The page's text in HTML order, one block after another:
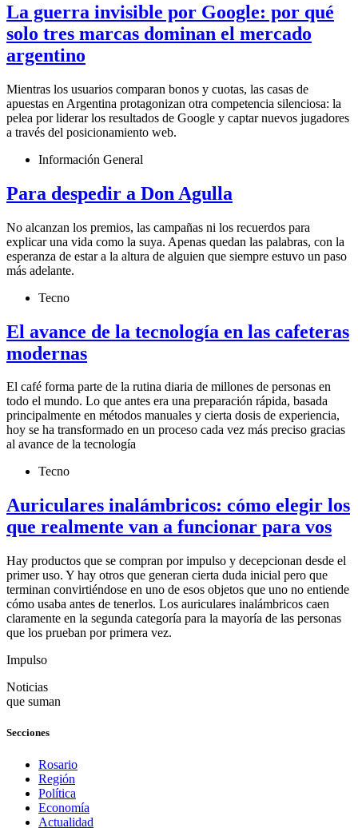
La guerra invisible por Google: por qué
solo tres marcas dominan el mercado
argentino
Mientras los usuarios comparan bonos y cuotas, las casas de
apuestas en Argentina protagonizan otra competencia silenciosa: la
pelea por liderar los resultados de Google y captar nuevos jugadores
a través del posicionamiento web.
Información General
Para despedir a Don Agulla
No alcanzan los premios, las campañas ni los recuerdos para
explicar una vida como la suya. Apenas quedan las palabras, con la
esperanza de estar a la altura de alguien que siempre estuvo un paso
más adelante.
Tecno
El avance de la tecnología en las cafeteras
modernas
El café forma parte de la rutina diaria de millones de personas en
todo el mundo. Lo que antes era una preparación rápida, basada
principalmente en métodos manuales y cierta dosis de experiencia,
hoy se ha transformado en un proceso cada vez más preciso gracias
al avance de la tecnología
Tecno
Auriculares inalámbricos: cómo elegir los
que realmente van a funcionar para vos
Hay productos que se compran por impulso y decepcionan desde el
primer uso. Y hay otros que generan cierta duda inicial pero que
terminan convirtiéndose en uno de esos objetos que uno no entiende
cómo usaba antes de tenerlos. Los auriculares inalámbricos caen
claramente en la segunda categoría para la mayoría de las personas
que los prueban por primera vez.
Impulso
Noticias
que suman
Secciones
Rosario
Región
Política
Economía
Actualidad